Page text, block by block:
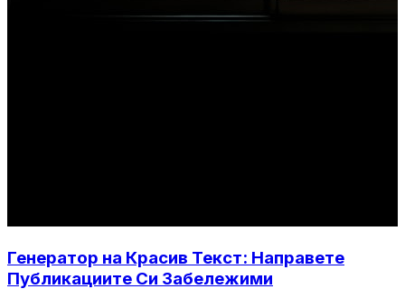
Генератор на Красив Текст: Направете
Публикациите Си Забележими